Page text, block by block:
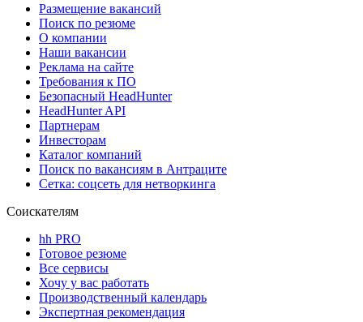
Размещение вакансий
Поиск по резюме
О компании
Наши вакансии
Реклама на сайте
Требования к ПО
Безопасный HeadHunter
HeadHunter API
Партнерам
Инвесторам
Каталог компаний
Поиск по вакансиям в Антраците
Сетка: соцсеть для нетворкинга
Соискателям
hh PRO
Готовое резюме
Все сервисы
Хочу у вас работать
Производственный календарь
Экспертная рекомендация